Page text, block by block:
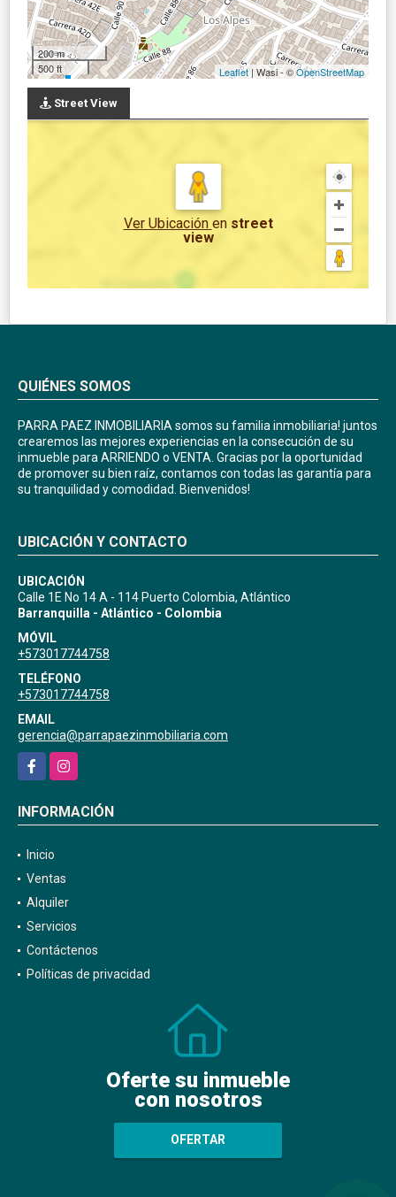
200 m
500 ft
Leaflet | Wasi - ©OpenStreetMap
Street View
Ver Ubicación en street
view
QUIÉNES SOMOS
PARRA PAEZ INMOBILIARIA somos su familia inmobiliaria! juntos
crearemos las mejores experiencias en la consecución de su
inmueble para ARRIENDO o VENTA. Gracias por la oportunidad
de promover su bien raíz, contamos con todas las garantía para
su tranquilidad y comodidad. Bienvenidos!
UBICACIÓN
Calle 1E No 14 A - 114 Puerto Colombia, Atlántico
Barranquilla - Atlántico - Colombia
MÓVIL
+573017744758
TELÉFONO
+573017744758
EMAIL
gerencia@parrapaezinmobiliaria.com
FacebookInstagram
Inicio
Ventas
Alquiler
Servicios
Contáctenos
Oferte su inmueble
con nosotros
OFERTAR